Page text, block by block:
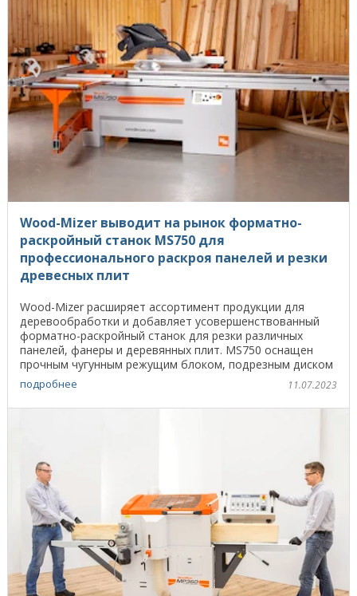
Wood-Mizer выводит на рынок форматно-
раскройный станок MS750 для
профессионального раскроя панелей и резки
древесных плит
Wood-Mizer расширяет ассортимент продукции для
деревообработки и добавляет усовершенствованный
форматно-раскройный станок для резки различных
панелей, фанеры и деревянных плит. MS750 оснащен
прочным чугунным режущим блоком, подрезным диском
подробнее 11.07.2023